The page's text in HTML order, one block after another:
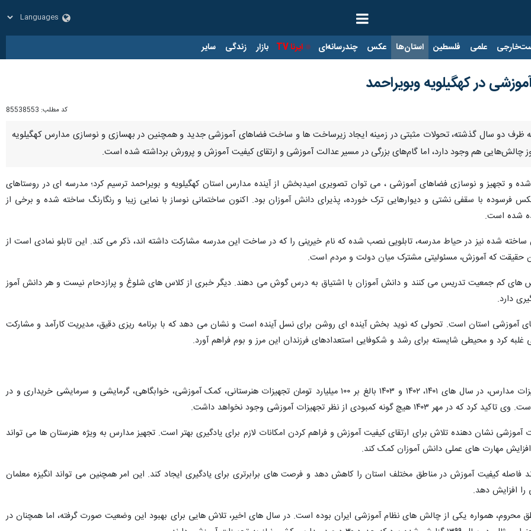
علمی فلسطین استان‌ها عکس چندرسانه‌ای ایرنا TV بازار زندگی سایر
در کهگیلویه وبویراحمد
کد مطلب: 85538553